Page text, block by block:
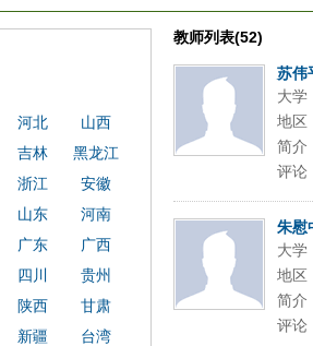
教师列表(52)
苏伟
大学
地区
简介
评论
朱慰
大学
地区
简介
评论
河北
山西
吉林
黑龙江
浙江
安徽
山东
河南
广东
广西
四川
贵州
陕西
甘肃
新疆
台湾